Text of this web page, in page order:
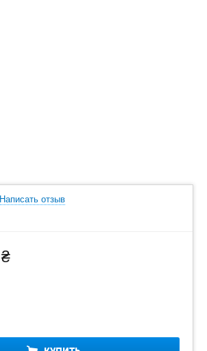
Написать отзыв
₴